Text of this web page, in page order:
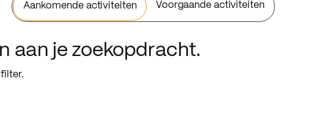
Aankomende activiteiten Voorgaande activiteiten
aan je zoekopdracht.